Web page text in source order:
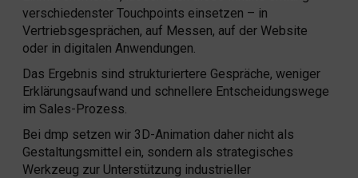
verschiedenster Touchpoints einsetzen – in
Vertriebsgesprächen, auf Messen, auf der Website
oder in digitalen Anwendungen.
Das Ergebnis sind strukturiertere Gespräche, weniger
Erklärungsaufwand und schnellere Entscheidungswege
im Sales-Prozess.
Bei dmp setzen wir 3D-Animation daher nicht als
Gestaltungsmittel ein, sondern als strategisches
Werkzeug zur Unterstützung industrieller